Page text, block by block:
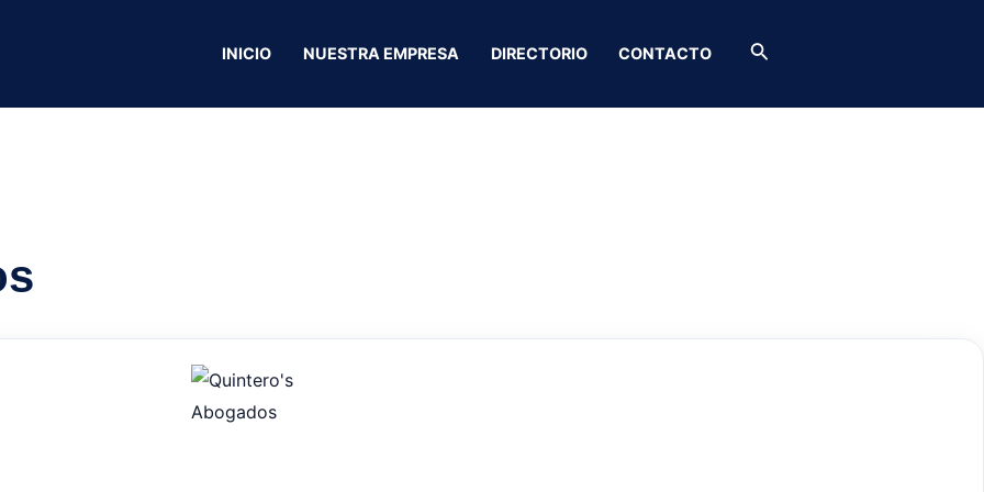
INICIO NUESTRA EMPRESA DIRECTORIO CONTACTO Buscar
La Tarta